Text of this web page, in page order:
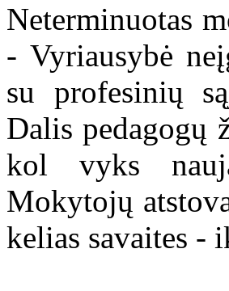
Neterminuotas
- Vyriausybė
su profesinių
Dalis pedagogų
kol vyks
Mokytojų
kelias savaites -